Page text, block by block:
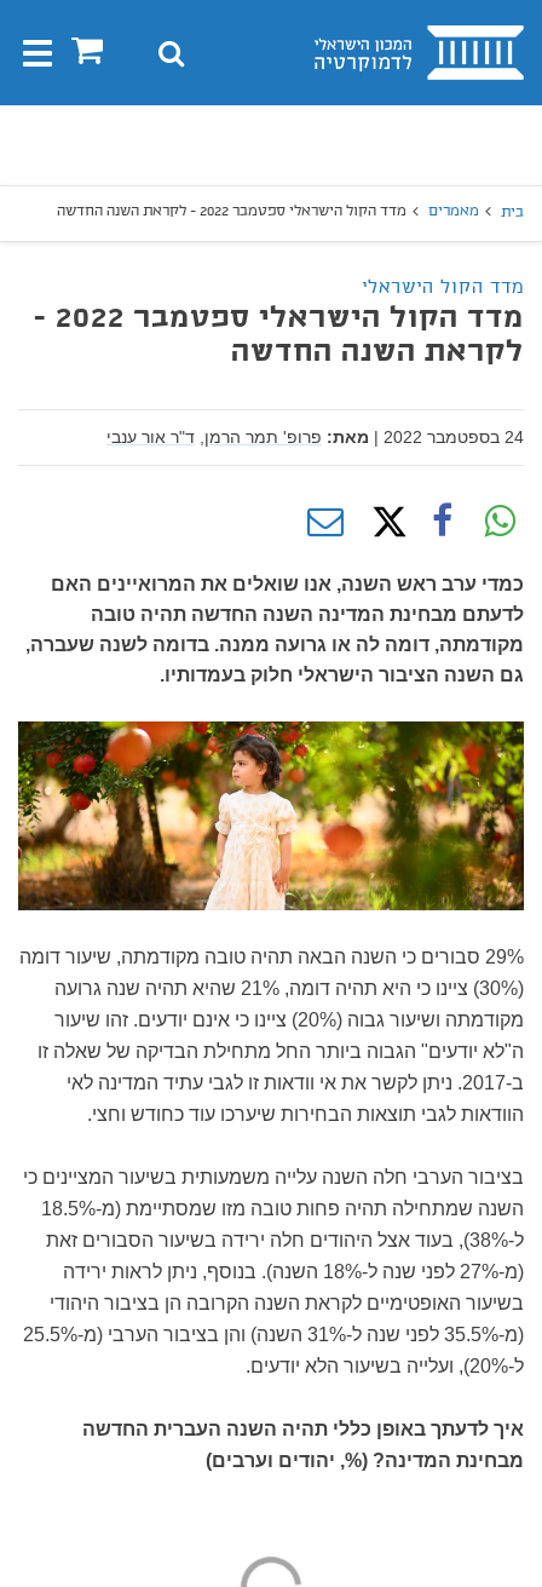
בית 0 חיפוש
בית מאמרים מדד הקול הישראלי ספטמבר 2022 - לקראת השנה החדשה
מדד הקול הישראלי
מדד הקול הישראלי ספטמבר 2022 -
לקראת השנה החדשה
24 בספטמבר 2022 | מאת: פרופ' תמר הרמן, ד"ר אור ענבי
כמדי ערב ראש השנה, אנו שואלים את המרואיינים האם
לדעתם מבחינת המדינה השנה החדשה תהיה טובה
מקודמתה, דומה לה או גרועה ממנה. בדומה לשנה שעברה,
גם השנה הציבור הישראלי חלוק בעמדותיו.
29% סבורים כי השנה הבאה תהיה טובה מקודמתה, שיעור דומה
(30%) ציינו כי היא תהיה דומה, 21% שהיא תהיה שנה גרועה
מקודמתה ושיעור גבוה (20%) ציינו כי אינם יודעים. זהו שיעור
ה"לא יודעים" הגבוה ביותר החל מתחילת הבדיקה של שאלה זו
ב-2017. ניתן לקשר את אי וודאות זו לגבי עתיד המדינה לאי
הוודאות לגבי תוצאות הבחירות שיערכו עוד כחודש וחצי.
בציבור הערבי חלה השנה עלייה משמעותית בשיעור המציינים כי
השנה שמתחילה תהיה פחות טובה מזו שמסתיימת (מ-18.5%
ל-38%), בעוד אצל היהודים חלה ירידה בשיעור הסבורים זאת
(מ-27% לפני שנה ל-18% השנה). בנוסף, ניתן לראות ירידה
בשיעור האופטימיים לקראת השנה הקרובה הן בציבור היהודי
(מ-35.5% לפני שנה ל-31% השנה) והן בציבור הערבי (מ-25.5%
ל-20%), ועלייה בשיעור הלא יודעים.
איך לדעתך באופן כללי תהיה השנה העברית החדשה
מבחינת המדינה? (%, יהודים וערבים)